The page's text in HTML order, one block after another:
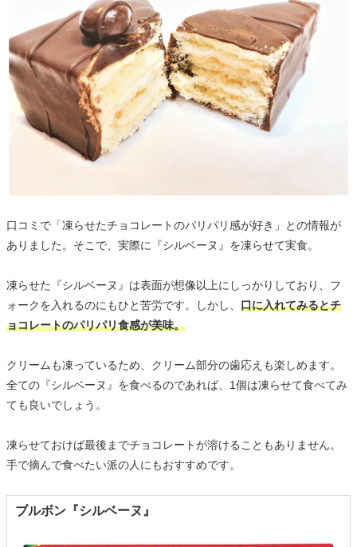
口コミで「凍らせたチョコレートのパリパリ感が好き」との情報が
ありました。そこで、実際に『シルベーヌ』を凍らせて実食。
凍らせた『シルベーヌ』は表面が想像以上にしっかりしており、フ
ォークを入れるのにもひと苦労です。しかし、 口に入れてみるとチ
ョコレートのパリパリ食感が美味。
クリームも凍っているため、クリーム部分の歯応えも楽しめます。
全ての『シルベーヌ』を食べるのであれば、1個は凍らせて食べてみ
ても良いでしょう。
凍らせておけば最後までチョコレートが溶けることもありません。
手で摘んで食べたい派の人にもおすすめです。
ブルボン『シルベーヌ』